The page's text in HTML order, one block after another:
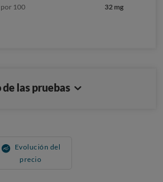
100
32 mg
las pruebas
Evolución del
precio